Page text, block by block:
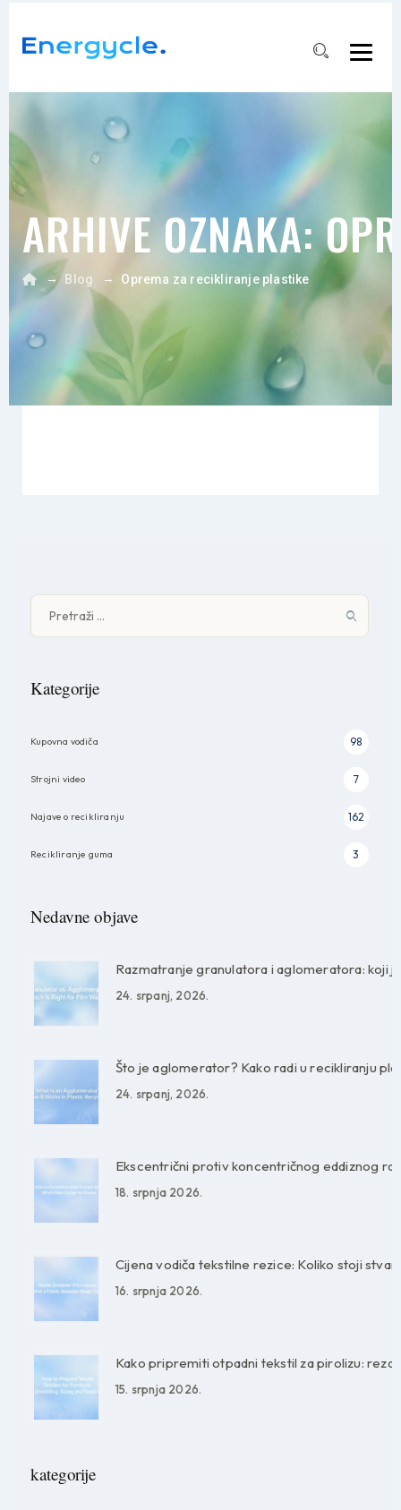
ARHIVE OZNAKA:
→ Blog → Oprema za recikliranje plastike
Kategorije
Kupovna vodiča 98
Strojni video 7
Najave o recikliranju 162
Recikliranje guma 3
Nedavne objave
Razmatranje granulatora i aglomeratora: koji
24. srpanj, 2026.
Što je aglomerator? Kako radi u recikliranju
24. srpanj, 2026.
Ekscentrični protiv koncentričnog eddiznog
18. srpnja 2026.
Cijena vodiča tekstilne rezice: Koliko stoji
16. srpnja 2026.
Kako pripremiti otpadni tekstil za pirolizu:
15. srpnja 2026.
kategorije